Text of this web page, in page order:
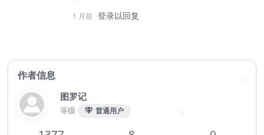
1 月前 登录以回复
作者信息
图罗记
等级 普通用户